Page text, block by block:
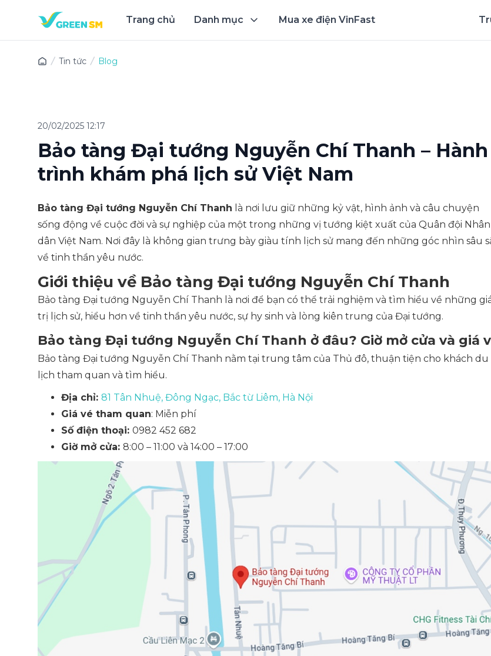
Trang chủ Danh mục Mua xe điện VinFast
Tin tức Blog
20/02/2025 12:17
Bảo tàng Đại tướng Nguyễn Chí Thanh – Hành
trình khám phá lịch sử Việt Nam
Bảo tàng Đại tướng Nguyễn Chí Thanh là nơi lưu giữ những kỷ vật, hình ảnh và câu chuyện
sống động về cuộc đời và sự nghiệp của một trong những vị tướng kiệt xuất của Quân đội Nhân
dân Việt Nam. Nơi đây là không gian trưng bày giàu tính lịch sử mang đến những góc nhìn sâu
về tinh thần yêu nước.
Giới thiệu về Bảo tàng Đại tướng Nguyễn Chí Thanh
Bảo tàng Đại tướng Nguyễn Chí Thanh là nơi để bạn có thể trải nghiệm và tìm hiểu về những
trị lịch sử, hiểu hơn về tinh thần yêu nước, sự hy sinh và lòng kiên trung của Đại tướng.
Bảo tàng Đại tướng Nguyễn Chí Thanh ở đâu? Giờ mở cửa và giá
Bảo tàng Đại tướng Nguyễn Chí Thanh nằm tại trung tâm của Thủ đô, thuận tiện cho khách du
lịch tham quan và tìm hiểu.
Địa chỉ: 81 Tân Nhuệ, Đông Ngạc, Bắc từ Liêm, Hà Nội
Giá vé tham quan: Miễn phí
Số điện thoại: 0982 452 682
Giờ mở cửa: 8:00 – 11:00 và 14:00 – 17:00